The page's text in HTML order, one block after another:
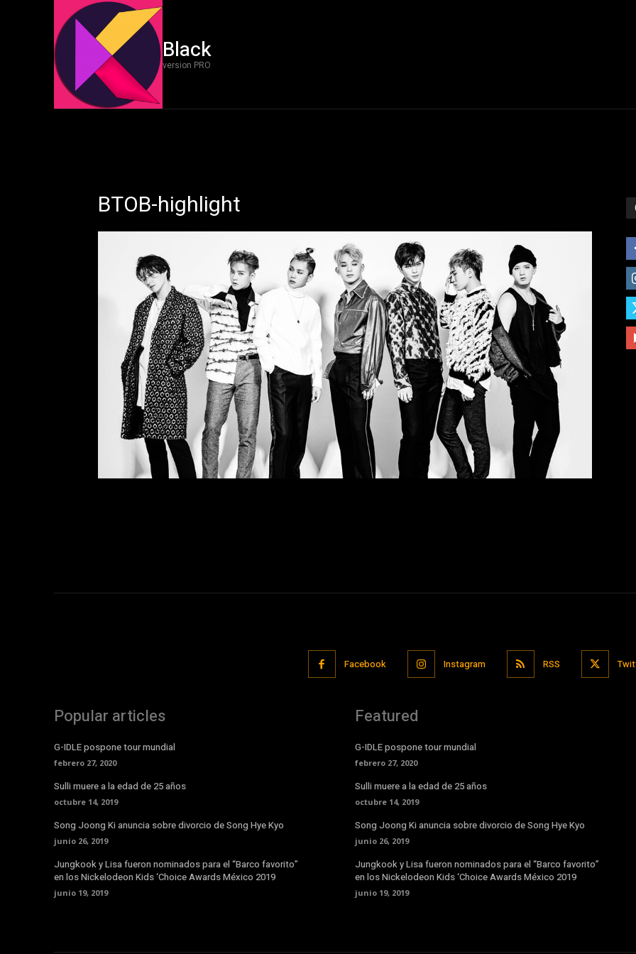
Black
version PRO
BTOB-highlight
Facebook Instagram RSS
Popular articles
G-IDLE pospone tour mundial
febrero 27, 2020
Sulli muere a la edad de 25 años
octubre 14, 2019
Song Joong Ki anuncia sobre divorcio de Song Hye Kyo
junio 26, 2019
Jungkook y Lisa fueron nominados para el “Barco favorito”
en los Nickelodeon Kids ‘Choice Awards México 2019
junio 19, 2019
Featured
G-IDLE pospone tour mundial
febrero 27, 2020
Sulli muere a la edad de 25 años
octubre 14, 2019
Song Joong Ki anuncia sobre divorcio de Song Hye Kyo
junio 26, 2019
Jungkook y Lisa fueron nominados para el “Barco favorito”
en los Nickelodeon Kids ‘Choice Awards México 2019
junio 19, 2019